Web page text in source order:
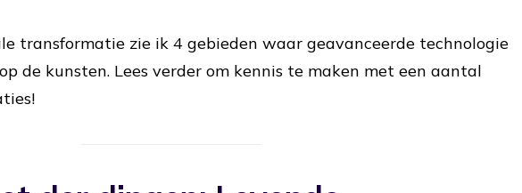
transformatie zie ik 4 gebieden waar geavanceerde technologie
de kunsten. Lees verder om kennis te maken met een aantal